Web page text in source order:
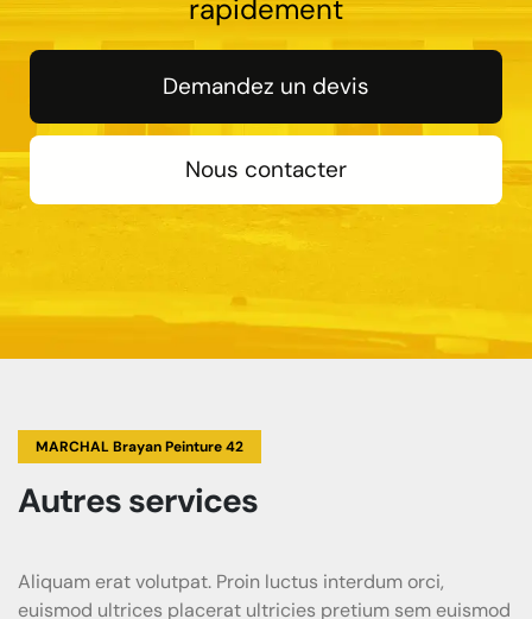
rapidement
Demandez un devis
Nous contacter
MARCHAL Brayan Peinture 42
Autres services
Aliquam erat volutpat. Proin luctus interdum orci,
euismod ultrices placerat ultricies pretium sem euismod